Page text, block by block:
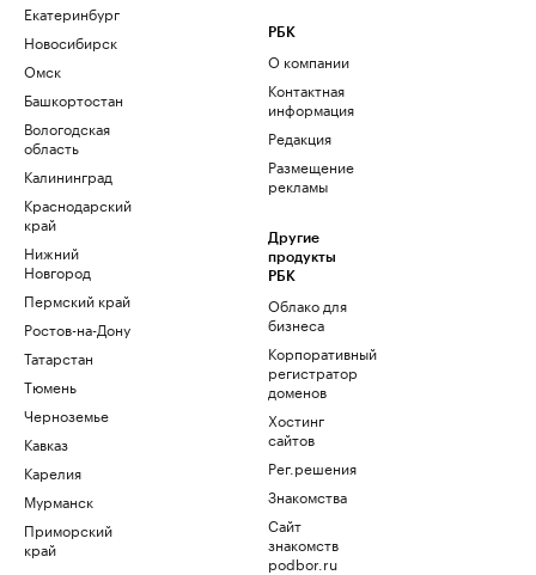
Екатеринбург
Новосибирск
Омск
Башкортостан
Вологодская
область
Калининград
Краснодарский
край
Нижний
Новгород
Пермский край
Ростов-на-Дону
Татарстан
Тюмень
Черноземье
Кавказ
Карелия
Мурманск
Приморский
край
РБК
О компании
Контактная
информация
Редакция
Размещение
рекламы
Другие
продукты
РБК
Облако для
бизнеса
Корпоративный
регистратор
доменов
Хостинг
сайтов
Рег.решения
Знакомства
Сайт
знакомств
podbor.ru